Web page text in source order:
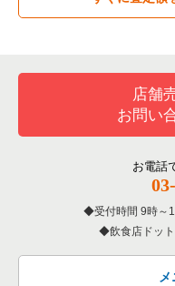
洋食の居抜き売却物件の
その他の居抜き売却物件
大阪市東住吉区の飲食店
門真市の飲食店の居抜き
大阪市天王寺区の飲食店
高石市の飲食店の居抜き
大阪府のバーの居抜き売
大阪府の居酒屋・ダイニ
大阪府の和食の居抜き売
大阪府の洋食の居抜き売
大阪府のその他の居抜き
店舗
お問い
お電話
受付時間 9時～
飲食店ドッ